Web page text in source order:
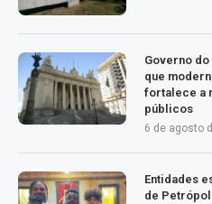
Governo
que
fortalece a
públicos
6 de agosto
Entidades
de